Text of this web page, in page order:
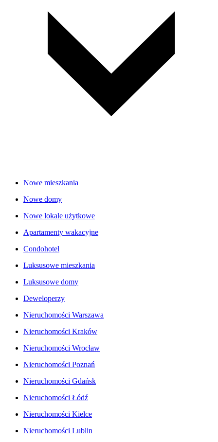
Nowe mieszkania
Nowe domy
Nowe lokale użytkowe
Apartamenty wakacyjne
Condohotel
Luksusowe mieszkania
Luksusowe domy
Deweloperzy
Nieruchomości Warszawa
Nieruchomości Kraków
Nieruchomości Wrocław
Nieruchomości Poznań
Nieruchomości Gdańsk
Nieruchomości Łódź
Nieruchomości Kielce
Nieruchomości Lublin